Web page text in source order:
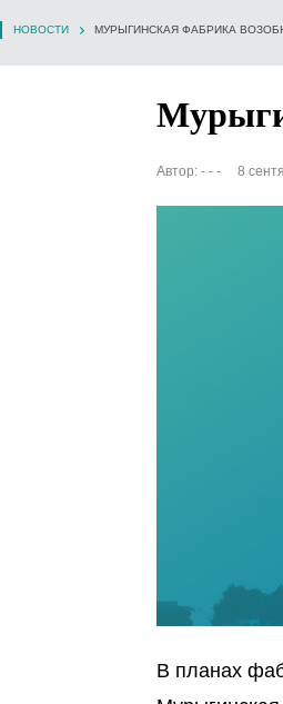
НОВОСТИ МУРЫГИНСКАЯ ФАБРИКА
Автор: - - - 8
В планах